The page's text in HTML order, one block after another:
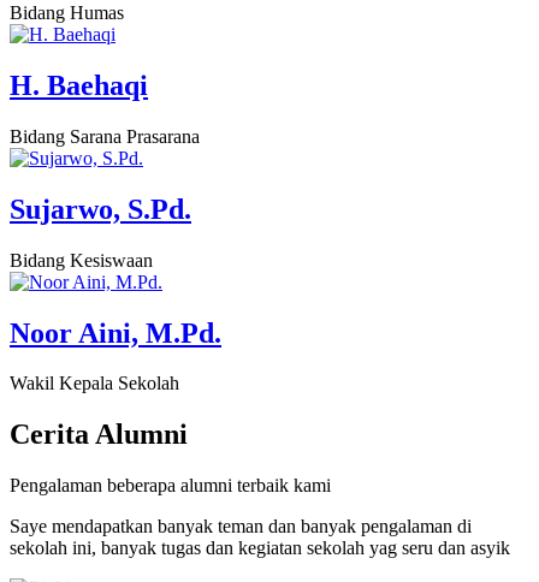
Bidang Humas
H. Baehaqi
Bidang Sarana Prasarana
Sujarwo, S.Pd.
Bidang Kesiswaan
Noor Aini, M.Pd.
Wakil Kepala Sekolah
CeritaAlumni
Pengalaman beberapa alumni terbaik kami
Saye mendapatkan banyak teman dan banyak pengalaman di
sekolah ini, banyak tugas dan kegiatan sekolah yag seru dan asyik